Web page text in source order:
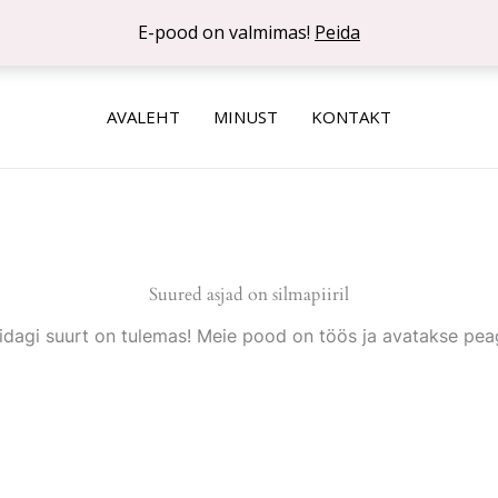
E-pood on valmimas! Peida
AVALEHT MINUST KONTAKT
Suured asjad on silmapiiril
suurt on tulemas! Meie pood on töös ja avatakse